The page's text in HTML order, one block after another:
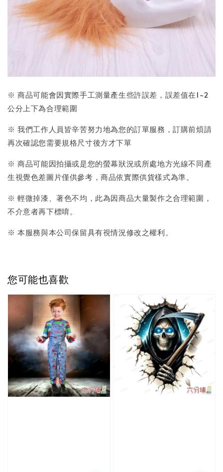
※ 商品可能會因實際手工測量產生些許誤差，誤差值在1~2
公分上下為合理範圍
※ 我們工作人員皆辛苦努力地為您的訂單服務，訂購前煩請
再次確認您需要規格尺寸後方才下單
※ 商品可能因拍攝或是您的螢幕狀況或所處地方光線不同產
生視覺色差圖片僅供參考，商品依實際供貨樣式為準。
※ 輕微掉漆、著色不均，此為因商品大量製作之合理範圍，
不介意者再下標唷。
※ 本服務與本公司保留具有視情況修改之權利。
您可能也喜歡